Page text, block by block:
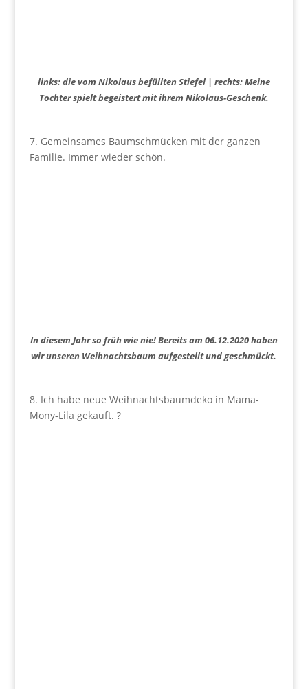
links: die vom Nikolaus befüllten Stiefel | rechts: Meine
Tochter spielt begeistert mit ihrem Nikolaus-Geschenk.
7. Gemeinsames Baumschmücken mit der ganzen
Familie. Immer wieder schön.
In diesem Jahr so früh wie nie! Bereits am 06.12.2020 haben
wir unseren Weihnachtsbaum aufgestellt und geschmückt.
8. Ich habe neue Weihnachtsbaumdeko in Mama-
Mony-Lila gekauft. ?